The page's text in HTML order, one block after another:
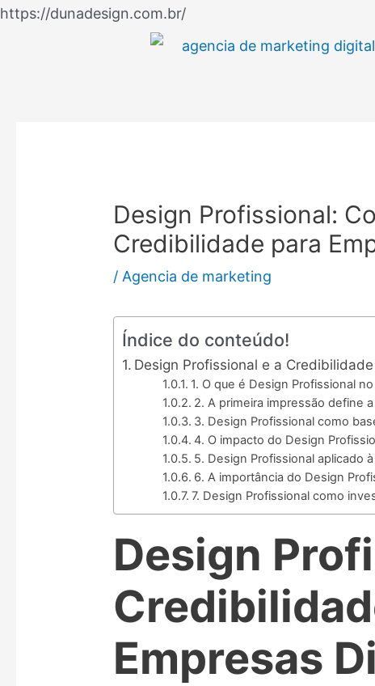
https://dunadesign.com.br/Ir
para
Design Profissional:
Credibilidade para
/ Agencia de marketing
Índice do conteúdo!
Design Profissional e a
1. O que é Design Profissional
2. A primeira impressão define
3. Design Profissional como
4. O impacto do Design
5. Design Profissional aplicado
6. A importância do Design
7. Design Profissional como
Design
Empresas